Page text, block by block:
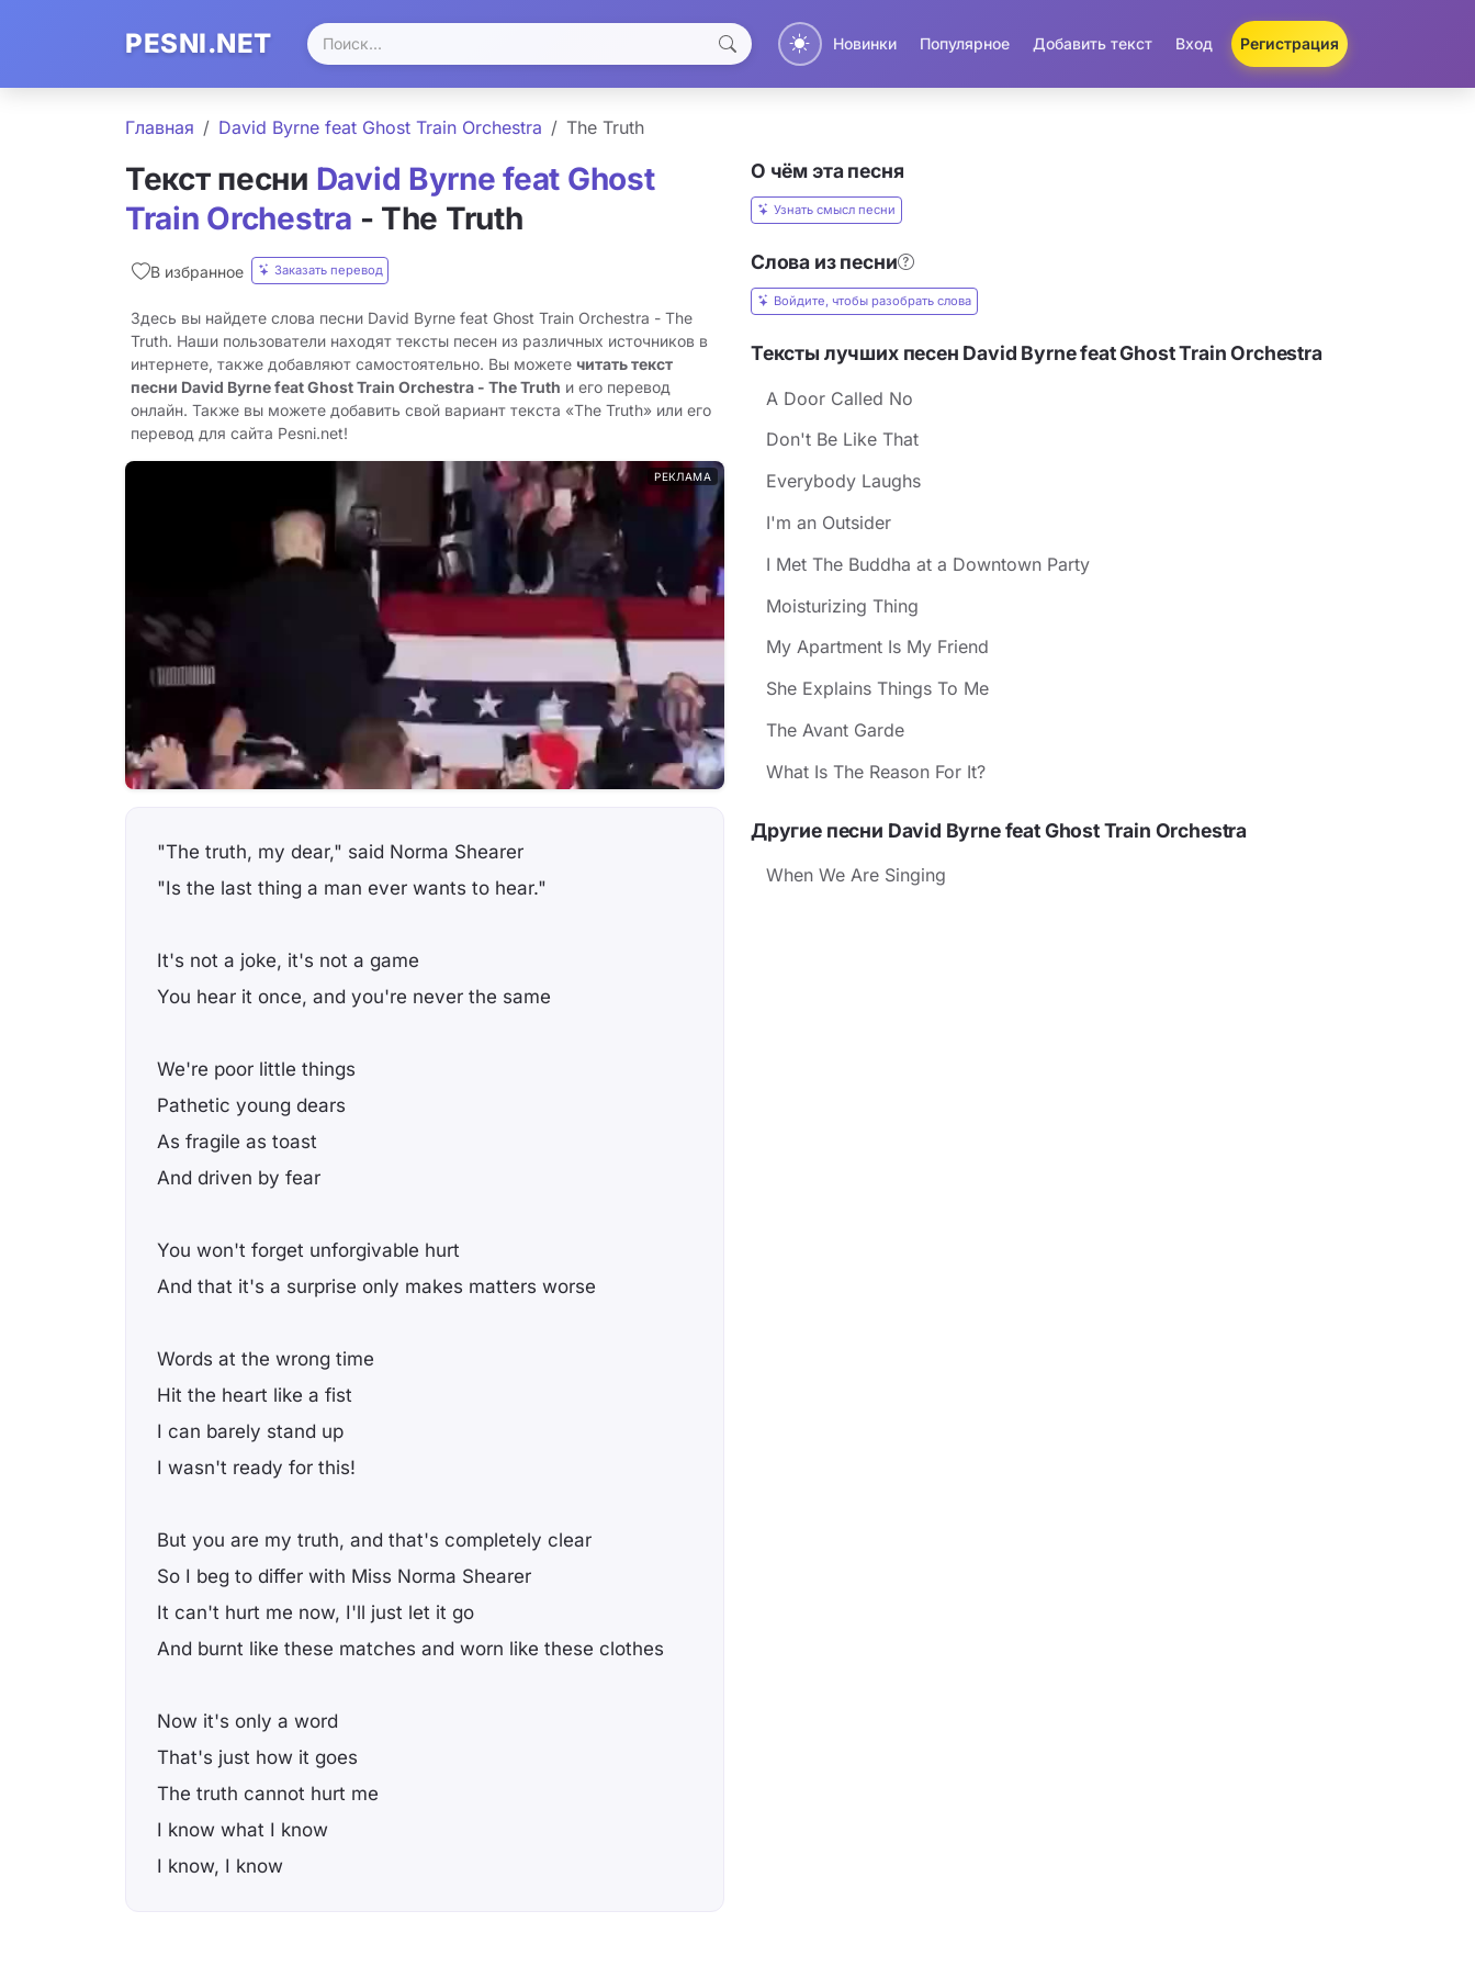
PESNI.NET Новинки Популярное Добавить текст Вход Регистрация
Главная David Byrne feat Ghost Train Orchestra The Truth
Текст песни David Byrne feat Ghost
Train Orchestra - The Truth
В избранное Заказать перевод
Здесь вы найдете слова песни David Byrne feat Ghost Train Orchestra - The
Truth. Наши пользователи находят тексты песен из различных источников в
интернете, также добавляют самостоятельно. Вы можете читать текст
песни David Byrne feat Ghost Train Orchestra - The Truth и его перевод
онлайн. Также вы можете добавить свой вариант текста «The Truth» или его
перевод для сайта Pesni.net!
РЕКЛАМА
"The truth, my dear," said Norma Shearer
"Is the last thing a man ever wants to hear."
It's not a joke, it's not a game
You hear it once, and you're never the same
We're poor little things
Pathetic young dears
As fragile as toast
And driven by fear
You won't forget unforgivable hurt
And that it's a surprise only makes matters worse
Words at the wrong time
Hit the heart like a fist
I can barely stand up
I wasn't ready for this!
But you are my truth, and that's completely clear
So I bеg to differ with Miss Norma Shearer
It can't hurt mе now, I'll just let it go
And burnt like these matches and worn like these clothes
Now it's only a word
That's just how it goes
The truth cannot hurt me
I know what I know
I know, I know
О чём эта песня
Узнать смысл песни
Слова из песни
Войдите, чтобы разобрать слова
Тексты лучших песен David Byrne feat Ghost Train Orchestra
A Door Called No
Don't Be Like That
Everybody Laughs
I'm an Outsider
I Met The Buddha at a Downtown Party
Moisturizing Thing
My Apartment Is My Friend
She Explains Things To Me
The Avant Garde
What Is The Reason For It?
Другие песни David Byrne feat Ghost Train Orchestra
When We Are Singing